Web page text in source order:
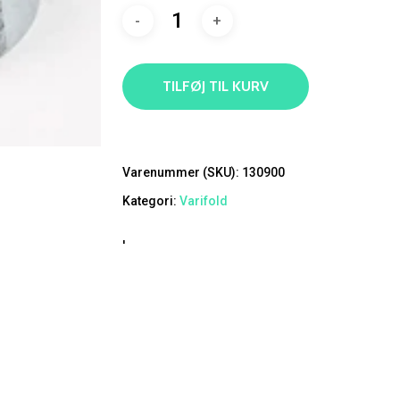
TILFØJ TIL KURV
Varenummer (SKU): 130900
Kategori: Varifold
'